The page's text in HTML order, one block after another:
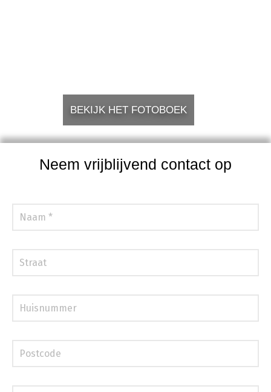
BEKIJK HET FOTOBOEK
Neem vrijblijvend contact op